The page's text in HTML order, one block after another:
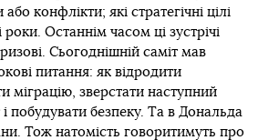
конфлікти; які стратегічні цілі
Останнім часом ці зустрічі
Сьогоднішній саміт мав
питання: як відродити
міграцію, зверстати наступний
побудувати безпеку. Та в Дональда
Тож натомість говоритимуть про